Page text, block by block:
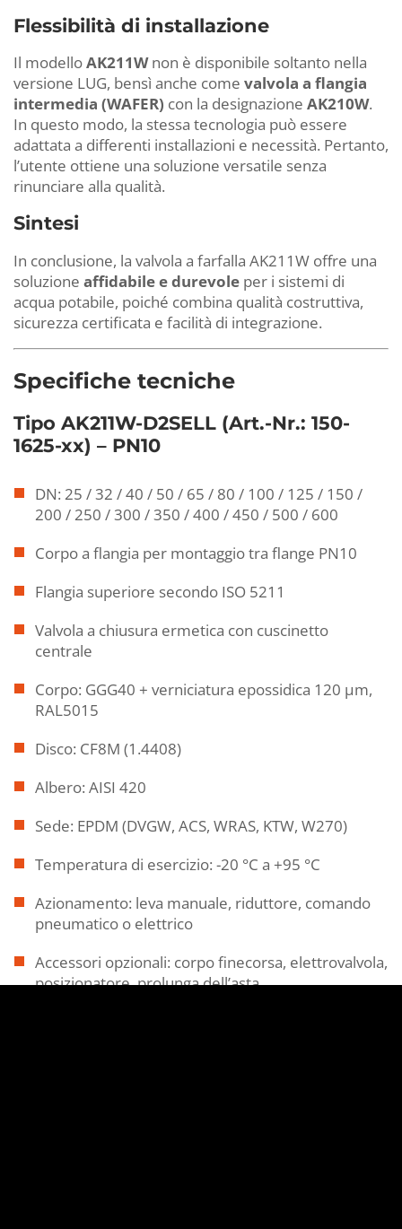
Flessibilità di installazione
Il modelloAK211Wnon è disponibile soltanto nella
versione LUG, bensì anche come valvola a flangia
intermedia (WAFER) con la designazione AK210W.
In questo modo, la stessa tecnologia può essere
adattata a differenti installazioni e necessità. Pertanto,
l’utente ottiene una soluzione versatile senza
rinunciare alla qualità.
Sintesi
In conclusione, la valvola a farfalla AK211W offre una
soluzione affidabile e durevole per i sistemi di
acqua potabile, poiché combina qualità costruttiva,
sicurezza certificata e facilità di integrazione.
Specifiche tecniche
Tipo AK211W-D2SELL (Art.-Nr.: 150-
1625-xx) – PN10
DN: 25 / 32 / 40 / 50 / 65 / 80 / 100 / 125 / 150 /
200 / 250 / 300 / 350 / 400 / 450 / 500 / 600
Corpo a flangia per montaggio tra flange PN10
Flangia superiore secondo ISO 5211
Valvola a chiusura ermetica con cuscinetto
centrale
Corpo: GGG40 + verniciatura epossidica 120 µm,
RAL5015
Disco: CF8M (1.4408)
Albero: AISI 420
Sede: EPDM (DVGW, ACS, WRAS, KTW, W270)
Temperatura di esercizio: -20 °C a +95 °C
Azionamento: leva manuale, riduttore, comando
pneumatico o elettrico
Accessori opzionali: corpo finecorsa, elettrovalvola,
posizionatore, prolunga dell’asta